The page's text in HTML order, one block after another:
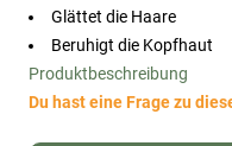
Glättet die Haare
Beruhigt die Kopfhaut
Produktbeschreibung
Du hast eine Frage zu